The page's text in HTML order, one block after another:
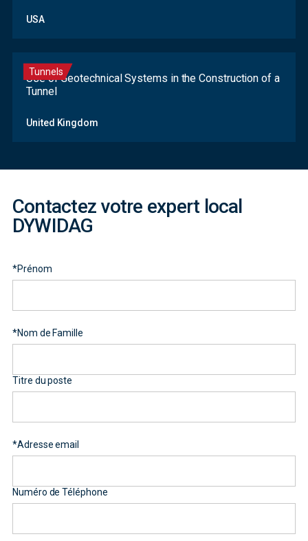
USA
Tunnels
Use of Geotechnical Systems in the Construction of a
Tunnel
United Kingdom
Form
Contactez votre expert local
DYWIDAG
*Prénom
*Nom de Famille
Titre du poste
*Adresse email
Numéro de Téléphone